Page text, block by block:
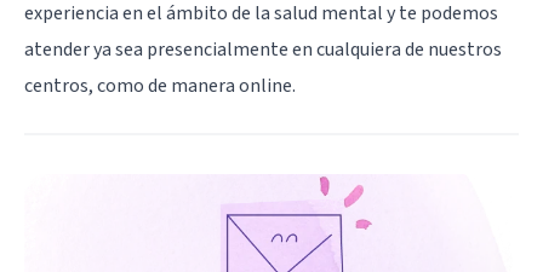
experiencia en el ámbito de la salud mental y te podemos
atender ya sea presencialmente en cualquiera de nuestros
centros, como de manera online.